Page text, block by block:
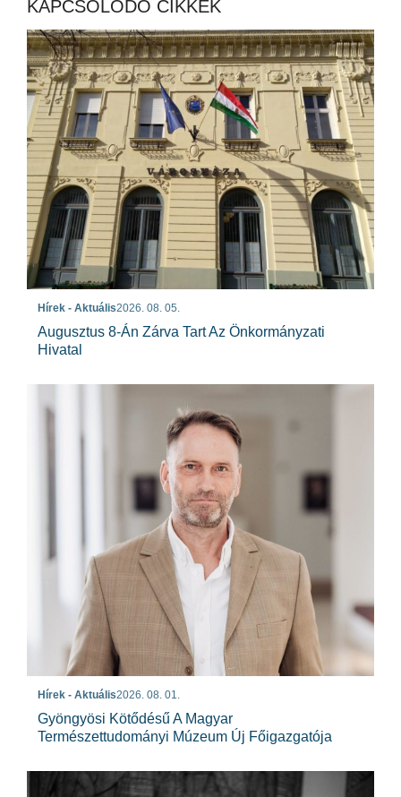
KAPCSOLÓDÓ CIKKEK
Hírek - Aktuális2026. 08. 05.
Augusztus 8-Án Zárva Tart Az Önkormányzati
Hivatal
Hírek - Aktuális2026. 08. 01.
Gyöngyösi Kötődésű A Magyar
Természettudományi Múzeum Új Főigazgatója